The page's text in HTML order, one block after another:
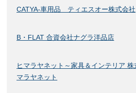
CATYA-車用品 ティエスオー株式会社
B・FLAT 合資会社ナグラ洋品店
ヒマラヤネット～家具＆インテリア 株
マラヤネット